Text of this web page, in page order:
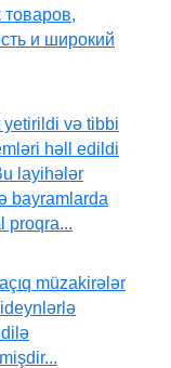
и широкий
yetirildi və tibbi
həll edildi
layihələr
bayramlarda
proqra...
müzakirələr